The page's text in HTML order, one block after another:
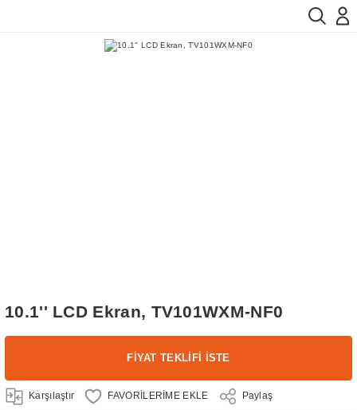
10.1'' LCD Ekran, TV101WXM-NF0
FİYAT TEKLİFİ İSTE
Karşılaştır Paylaş